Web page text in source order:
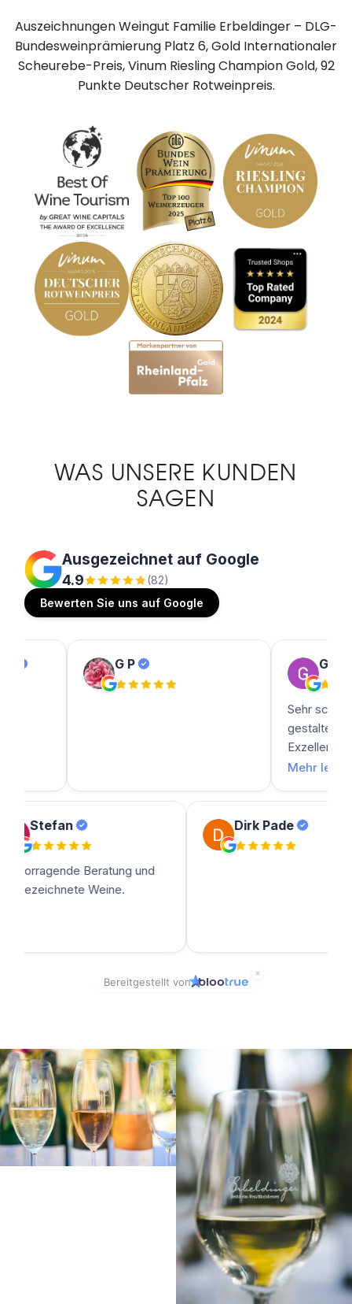
Auszeichnungen Weingut Familie Erbeldinger – DLG-
Bundesweinprämierung Platz 6, Gold Internationaler
Scheurebe-Preis, Vinum Riesling Champion Gold, 92
Punkte Deutscher Rotweinpreis.
WAS UNSERE KUNDEN
SAGEN